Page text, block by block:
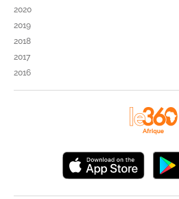
2020
2019
2018
2017
2016